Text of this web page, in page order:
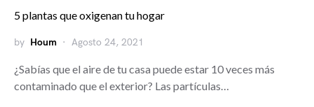
5 plantas que oxigenan tu hogar
by Houm Agosto 24, 2021
¿Sabías que el aire de tu casa puede estar 10 veces más
contaminado que el exterior? Las partículas…